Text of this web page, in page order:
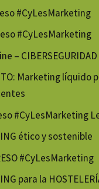
#CyLesMarketing
#CyLesMarketing
– CIBERSEGURIDAD
Marketing líquido
#CyLesMarketing
ético y sostenible
#CyLesMarketing
para la